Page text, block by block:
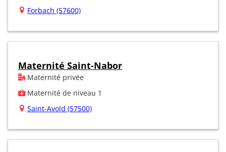
Forbach (57600)
Maternité Saint-Nabor
Maternité privée
Maternité de niveau 1
Saint-Avold (57500)